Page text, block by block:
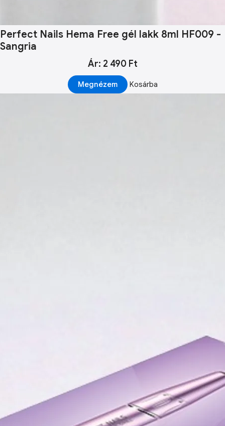
Perfect Nails Hema Free gél lakk 8ml HF009 -
Sangria
Ár: 2 490 Ft
Megnézem Kosárba